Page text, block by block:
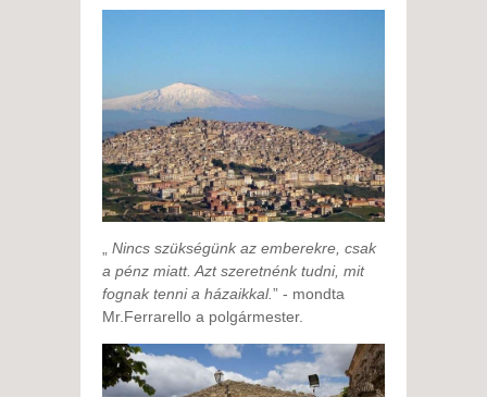
Nincs szükségünk az emberekre, csak
a pénz miatt. Azt szeretnénk tudni, mit
fognak tenni a házaikkal.” - mondta
Mr.Ferrarello a polgármester.